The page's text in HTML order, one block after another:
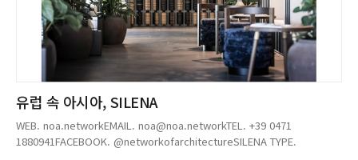
유럽 속 아시아, SILENA
WEB. noa.networkEMAIL. noa@noa.networkTEL. +39 0471
1880941FACEBOOK. @networkofarchitectureSILENA TYPE.